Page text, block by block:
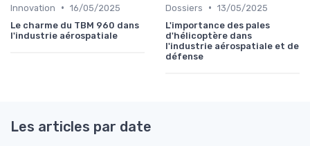
Innovation • 16/05/2025
Le charme du TBM 960 dans
l'industrie aérospatiale
Dossiers • 13/05/2025
L'importance des pales
d'hélicoptère dans
l'industrie aérospatiale et de
défense
Les articles par date